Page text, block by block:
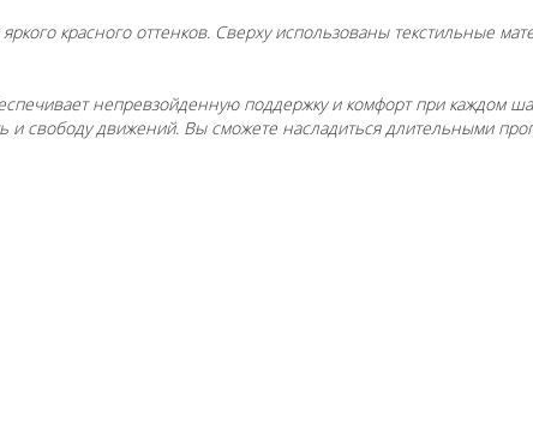
красного оттенков. Сверху использованы текстильные
непревзойденную поддержку и комфорт при каждом
свободу движений. Вы сможете насладиться длительными